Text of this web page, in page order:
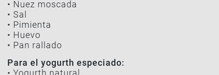
• Nuez moscada
• Sal
• Pimienta
• Huevo
• Pan rallado
Para el yogurth especiado:
• Yogurth natural